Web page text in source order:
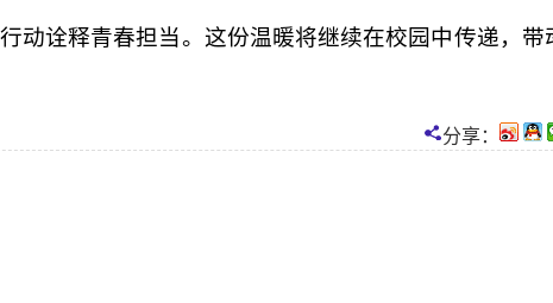
动诠释青春担当。这份温暖将继续在校园中传递，带
分享：